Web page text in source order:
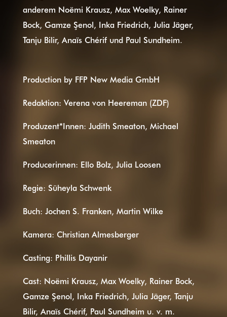
anderem Noëmi Krausz, Max Woelky, Rainer
Bock, Gamze Şenol, Inka Friedrich, Julia Jäger,
Tanju Bilir, Anaïs Chérif und Paul Sundheim.
Production by FFP New Media GmbH
Redaktion: Verena von Heereman (ZDF)
Produzent*Innen: Judith Smeaton, Michael
Smeaton
Producerinnen: Ello Bolz, Julia Loosen
Regie: Süheyla Schwenk
Buch: Jochen S. Franken, Martin Wilke
Kamera: Christian Almesberger
Casting: Phillis Dayanir
Cast: Noëmi Krausz, Max Woelky, Rainer Bock,
Gamze Şenol, Inka Friedrich, Julia Jäger, Tanju
Bilir, Anaïs Chérif, Paul Sundheim u. v. m.